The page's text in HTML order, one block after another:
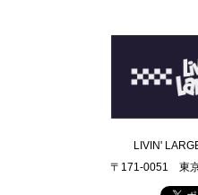
LIVIN'
〒171-0051 東